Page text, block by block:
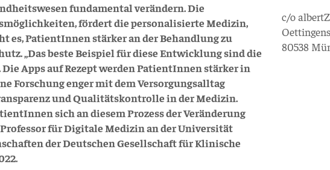
fundamental verändern. Die
fördert die personalisierte Medizin,
PatientInnen stärker an der Behandlung zu
„Das beste Beispiel für diese Entwicklung sind die
Apps auf Rezept werden PatientInnen stärker in
Forschung enger mit dem Versorgungsalltag
und Qualitätskontrolle in der Medizin.
sich an diesem Prozess der Veränderung
für Digitale Medizin an der Universität
der Deutschen Gesellschaft für Klinische
c/o
80538